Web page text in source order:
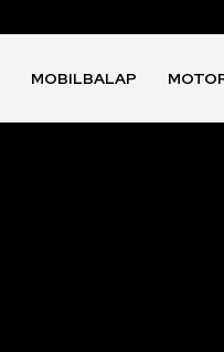
MOBILBALAP